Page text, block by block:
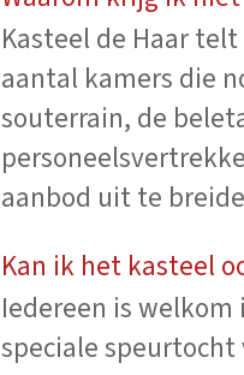
Kasteel de Haar
aantal kamers die
souterrain, de
aanbod uit te
Kan ik het kasteel
Iedereen is welkom
speciale